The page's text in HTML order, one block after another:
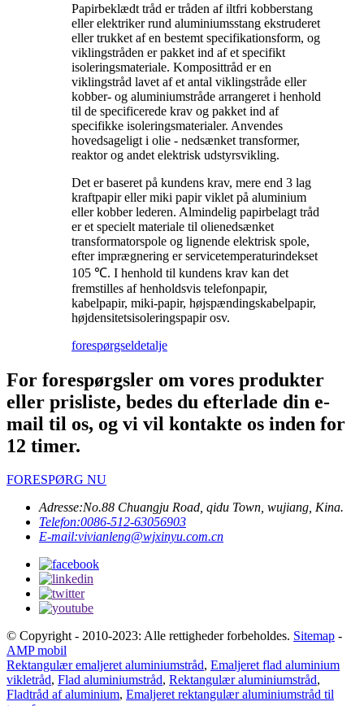
Papirbeklædt tråd er tråden af ​​iltfri kobberstang
eller elektriker rund aluminiumsstang ekstruderet
eller trukket af en bestemt specifikationsform, og
viklingstråden er pakket ind af et specifikt
isoleringsmateriale. Komposittråd er en
viklingstråd lavet af et antal viklingstråde eller
kobber- og aluminiumstråde arrangeret i henhold
til de specificerede krav og pakket ind af
specifikke isoleringsmaterialer. Anvendes
hovedsageligt i olie - nedsænket transformer,
reaktor og andet elektrisk udstyrsvikling.
Det er baseret på kundens krav, mere end 3 lag
kraftpapir eller miki papir viklet på aluminium
eller kobber lederen. Almindelig papirbelagt tråd
er et specielt materiale til olienedsænket
transformatorspole og lignende elektrisk spole,
efter imprægnering er servicetemperaturindekset
105 ℃. I henhold til kundens krav kan det
fremstilles af henholdsvis telefonpapir,
kabelpapir, miki-papir, højspændingskabelpapir,
højdensitetsisoleringspapir osv.
forespørgseldetalje
For forespørgsler om vores produkter
eller prisliste, bedes du efterlade din e-
mail til os, og vi vil kontakte os inden for
12 timer.
FORESPØRG NU
Adresse:No.88 Chuangju Road, qidu Town, wujiang, Kina.
Telefon:0086-512-63056903
E-mail:vivianleng@wjxinyu.com.cn
© Copyright - 2010-2023: Alle rettigheder forbeholdes. Sitemap -
AMP mobil
Rektangulær emaljeret aluminiumstråd, Emaljeret flad aluminium
vikletråd, Flad aluminiumstråd, Rektangulær aluminiumstråd,
Fladtråd af aluminium, Emaljeret rektangulær aluminiumstråd til